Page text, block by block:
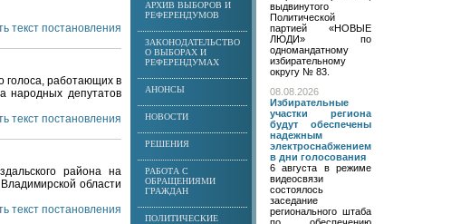
текст постановления
голоса, работающих в
народных депутатов
текст постановления
района на
области
текст постановления
АРХИВ ВЫБОРОВ И
РЕФЕРЕНДУМОВ
ЗАКОНОДАТЕЛЬСТВО
О ВЫБОРАХ И
РЕФЕРЕНДУМАХ
АНОНСЫ
НОВОСТИ
РЕШЕНИЯ
РАБОТА С
ОБРАЩЕНИЯМИ
ГРАЖДАН
ПОЛИТИЧЕСКИЕ
выдвинутого
Политической
партией «НОВЫЕ
ЛЮДИ» по
одномандатному
избирательному
округу № 83.
08.08.2026
Избирательные
участки региона
будут обеспечены
надежным
электроснабжением
в дни голосования
6 августа в режиме
видеосвязи
состоялось
заседание
регионального штаба